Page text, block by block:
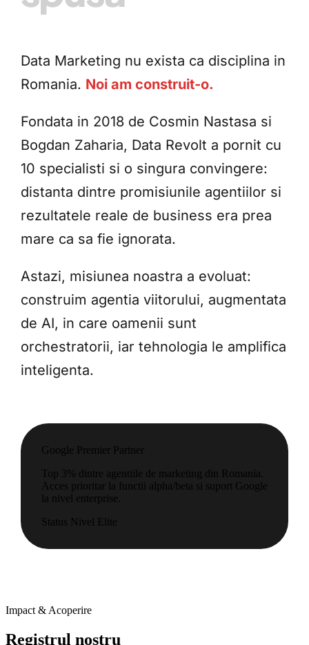
Data Marketing nu exista ca disciplina in
Romania. Noi am construit-o.
Fondata in 2018 de Cosmin Nastasa si
Bogdan Zaharia, Data Revolt a pornit cu
10 specialisti si o singura convingere:
distanta dintre promisiunile agentiilor si
rezultatele reale de business era prea
mare ca sa fie ignorata.
Astazi, misiunea noastra a evoluat:
construim agentia viitorului, augmentata
de AI, in care oamenii sunt
orchestratorii, iar tehnologia le amplifica
inteligenta.
Google Premier Partner
Top 3% dintre agentiile de marketing din Romania.
Acces prioritar la functii alpha/beta si suport Google
la nivel enterprise.
Status Nivel Elite
Impact & Acoperire
Registrul nostru